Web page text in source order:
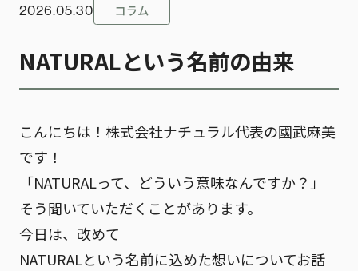
2026.05.30 コラム
NATURALという名前の由来
こんにちは！株式会社ナチュラル代表の國武麻美
です！
「NATURALって、どういう意味なんですか？」
そう聞いていただくことがあります。
今日は、改めて
NATURALという名前に込めた想いについてお話